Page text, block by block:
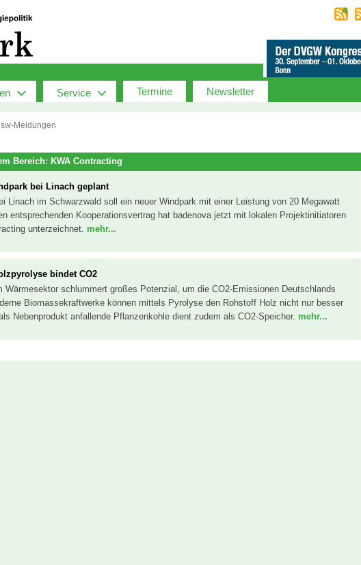
Service Termine Newsletter
sw-Meldungen
Bereich: KWA Contracting
bei Linach geplant
Linach im Schwarzwald soll ein neuer Windpark mit einer Leistung von 20 Megawatt
entsprechenden Kooperationsvertrag hat badenova jetzt mit lokalen Projektinitiatoren
unterzeichnet. mehr...
bindet CO2
Wärmesektor schlummert großes Potenzial, um die CO2-Emissionen Deutschlands
Biomassekraftwerke können mittels Pyrolyse den Rohstoff Holz nicht nur besser
Nebenprodukt anfallende Pflanzenkohle dient zudem als CO2-Speicher. mehr...